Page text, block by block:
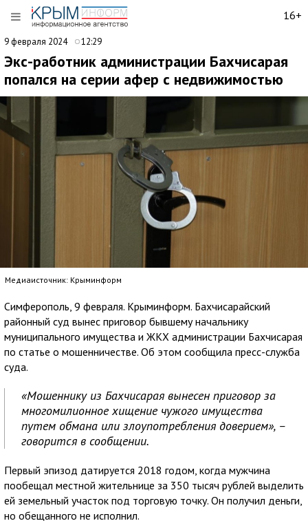
16+
9 февраля 2024 12:29
Экс-работник администрации Бахчисарая
попался на серии афер с недвижимостью
Медиаисточник: Крыминформ
Симферополь, 9 февраля. Крыминформ. Бахчисарайский
районный суд вынес приговор бывшему начальнику
муниципального имущества и ЖКХ администрации Бахчисарая
по статье о мошенничестве. Об этом сообщила пресс-служба
суда.
«Мошеннику из Бахчисарая вынесен приговор за
многомилионное хищение чужого имущества
путем обмана или злоупотребления доверием», –
говорится в сообщении.
Первый эпизод датируется 2018 годом, когда мужчина
пообещал местной жительнице за 350 тысяч рублей выделить
ей земельный участок под торговую точку. Он получил деньги,
но обещанного не исполнил.